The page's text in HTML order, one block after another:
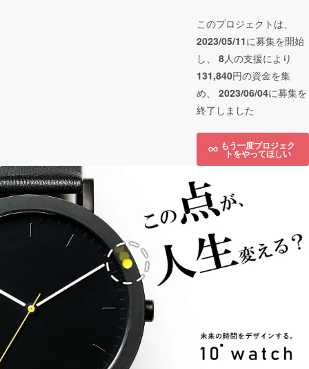
このプロジェクトは、
2023/05/11に募集を開始
し、 8人の支援により
131,840円の資金を集
め、 2023/06/04に募集を
終了しました
もう一度プロジェク
トをやってほしい